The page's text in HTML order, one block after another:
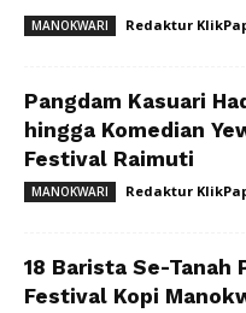
MANOKWARI Redaktur
Pangdam Kasuari
hingga Komedian
Festival Raimuti
MANOKWARI Redaktur
18 Barista Se-Tanah
Festival Kopi